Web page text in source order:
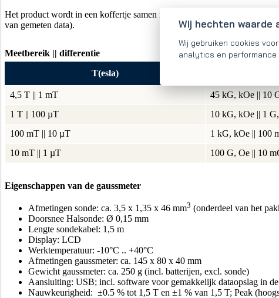
Het product wordt in een koffertje samen met de sonde, accumulatoren,
van gemeten data).
Meetbereik || differentie
T(esla)
4,5 T || 1 mT 45 kG, kOe || 10
1 T || 100 µT
10 kG, kOe || 1
100 mT || 10 µT
1 kG, kOe || 100
10 mT || 1 µT
100 G, Oe || 10
Eigenschappen van de gaussmeter
Afmetingen sonde: ca. 3,5 x 1,35 x 46 mm3 (onderdeel van het
Doorsnee Halsonde: Ø 0,15 mm
Lengte sondekabel: 1,5 m
Display: LCD
Werktemperatuur: -10°C .. +40°C
Afmetingen gaussmeter: ca. 145 x 80 x 40 mm
Gewicht gaussmeter: ca. 250 g (incl. batterijen, excl. sonde)
Aansluiting: USB; incl. software voor gemakkelijk dataopslag in
Nauwkeurigheid: ±0.5 % tot 1,5 T en ±1 % van 1,5 T; Peak
Wij hechten waarde
Wij gebruiken cookies
analytics en performance